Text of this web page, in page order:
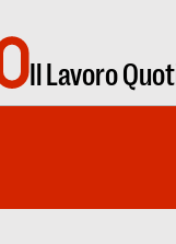
Il Lavoro